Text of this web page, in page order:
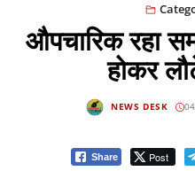
औपचारिक रहा
होकर
NEWS DESK
Share Post